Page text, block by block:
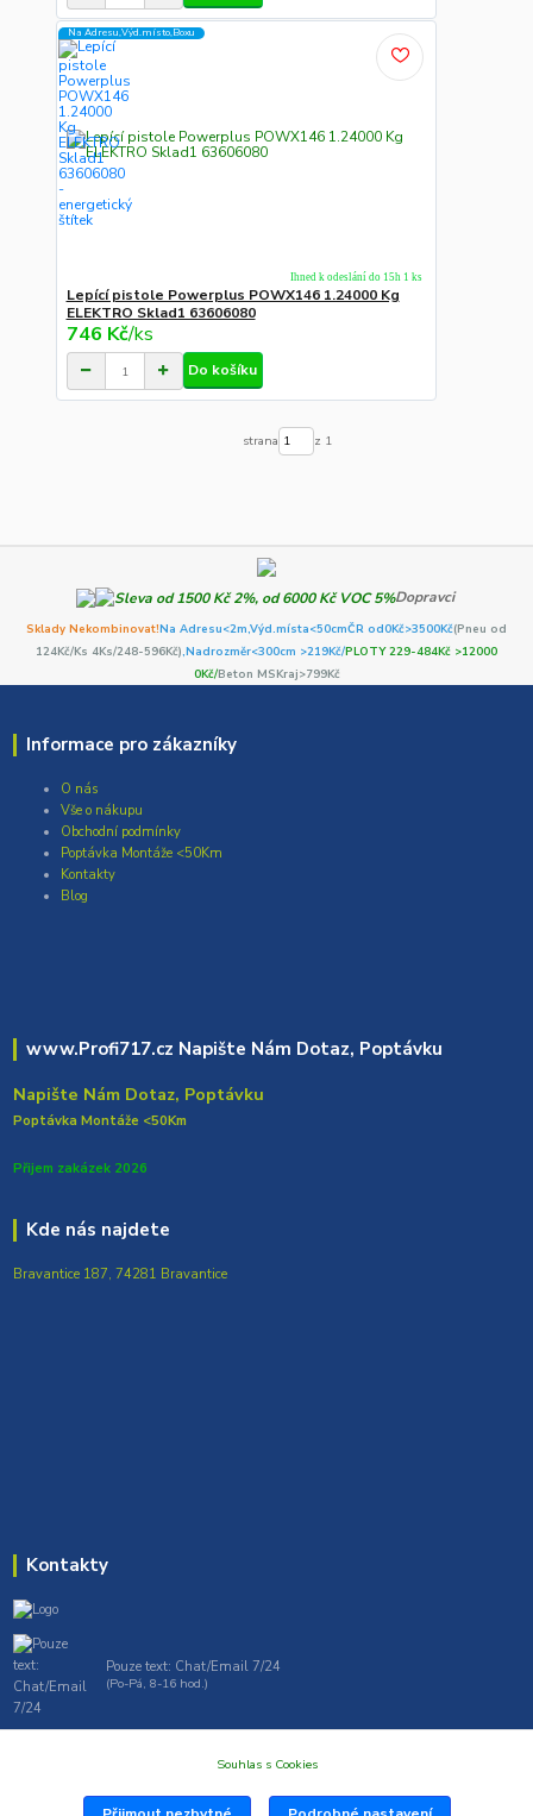
Na Adresu,Výd.místo,Boxu
Lepící pistole Powerplus POWX146 1.24000 Kg
ELEKTRO Sklad1 63606080
746 Kč/ks
Ihned k odeslání do 15h 1 ks
Do košíku
strana z 1
Dopravci
Sklady Nekombinovat!Na Adresu<2m,Výd.místa<50cmČR od0Kč>3500Kč(Pneu od
124Kč/Ks 4Ks/248-596Kč),Nadrozměr<300cm >219Kč/PLOTY 229-484Kč >12000
0Kč/Beton MSKraj>799Kč
Informace pro zákazníky
O nás
Vše o nákupu
Obchodní podmínky
Poptávka Montáže <50Km
Kontakty
Blog
www.Profi717.cz Napište Nám Dotaz, Poptávku
Napište Nám Dotaz, Poptávku
Poptávka Montáže <50Km
Přijem zakázek 2026
Kde nás najdete
Bravantice 187, 74281 Bravantice
Kontakty
Pouze text: Chat/Email 7/24
(Po-Pá, 8-16 hod.)
Souhlas s Cookies